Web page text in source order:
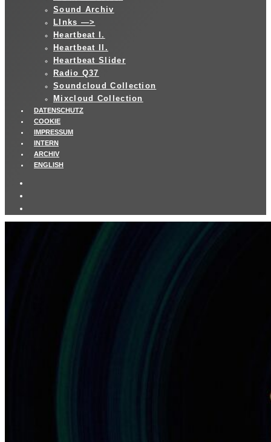
Sound Archiv
LInks —>
Heartbeat I.
Heartbeat II.
Heartbeat Slider
Radio Q37
Soundcloud Collection
Mixcloud Collection
DATENSCHUTZ
COOKIE
IMPRESSUM
INTERN
ARCHIV
ENGLISH